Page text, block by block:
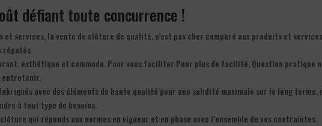
défiant toute concurrence !
et services, la vente de clôture de qualité, n’est pas cher comparé aux produits et
réputés.
esthétique et commode. Pour vous faciliter Pour plus de facilité, Question pratique
entretenir.
avec des éléments de haute qualité pour une solidité maximale sur le long terme.
à tout type de besoins.
qui réponds aux normes en vigueur et en phase avec l’ensemble de vos contraintes.